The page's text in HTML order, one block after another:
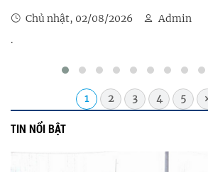
Chủ nhật, 02/08/2026
Admin
.
1 2 3 4 5
TIN NỔI BẬT